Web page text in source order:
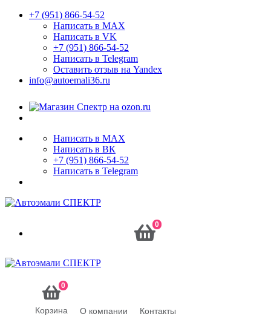
+7 (951) 866-54-52
Написать в MAX
Написать в VK
+7 (951) 866-54-52
Написать в Telegram
Оставить отзыв на Yandex
info@autoemali36.ru
Написать в MAX
Написать в ВК
+7 (951) 866-54-52
Написать в Telegram
0
0
Корзина О компании Контакты